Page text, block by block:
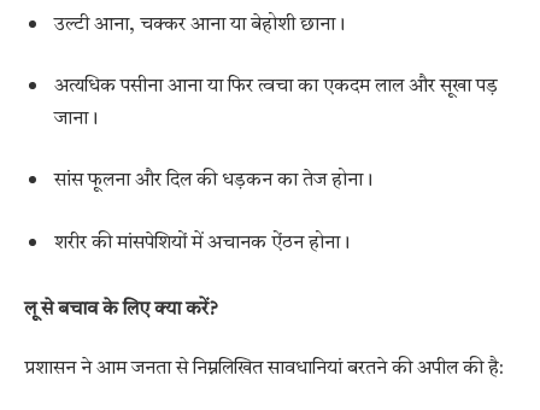
उल्टी आना, चक्कर आना या बेहोशी छाना।
अत्यधिक पसीना आना या फिर त्वचा का एकदम लाल और सूखा पड़
जाना।
सांस फूलना और दिल की धड़कन का तेज होना।
शरीर की मांसपेशियों में अचानक ऐंठन होना।
लू से बचाव के लिए क्या करें?
प्रशासन ने आम जनता से निम्नलिखित सावधानियां बरतने की अपील की है: